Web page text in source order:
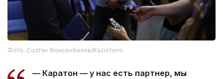
Фото: Солтан Жексенбеков/Kazinform
— Каратон — у нас есть партнер, мы